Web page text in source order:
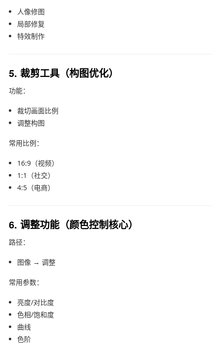
人像修图
局部修复
特效制作
5. 裁剪工具（构图优化）
功能：
裁切画面比例
调整构图
常用比例：
16:9（视频）
1:1（社交）
4:5（电商）
6. 调整功能（颜色控制核心）
路径：
图像 → 调整
常用参数：
亮度/对比度
色相/饱和度
曲线
色阶